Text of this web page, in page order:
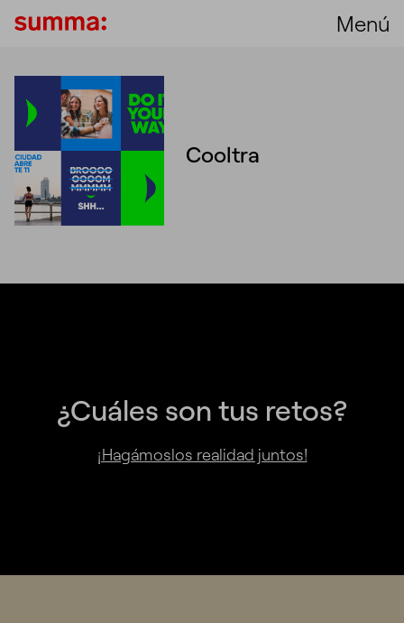
Menú
Cooltra
¿Cuáles son tus retos?
¡Hagámoslos realidad juntos!